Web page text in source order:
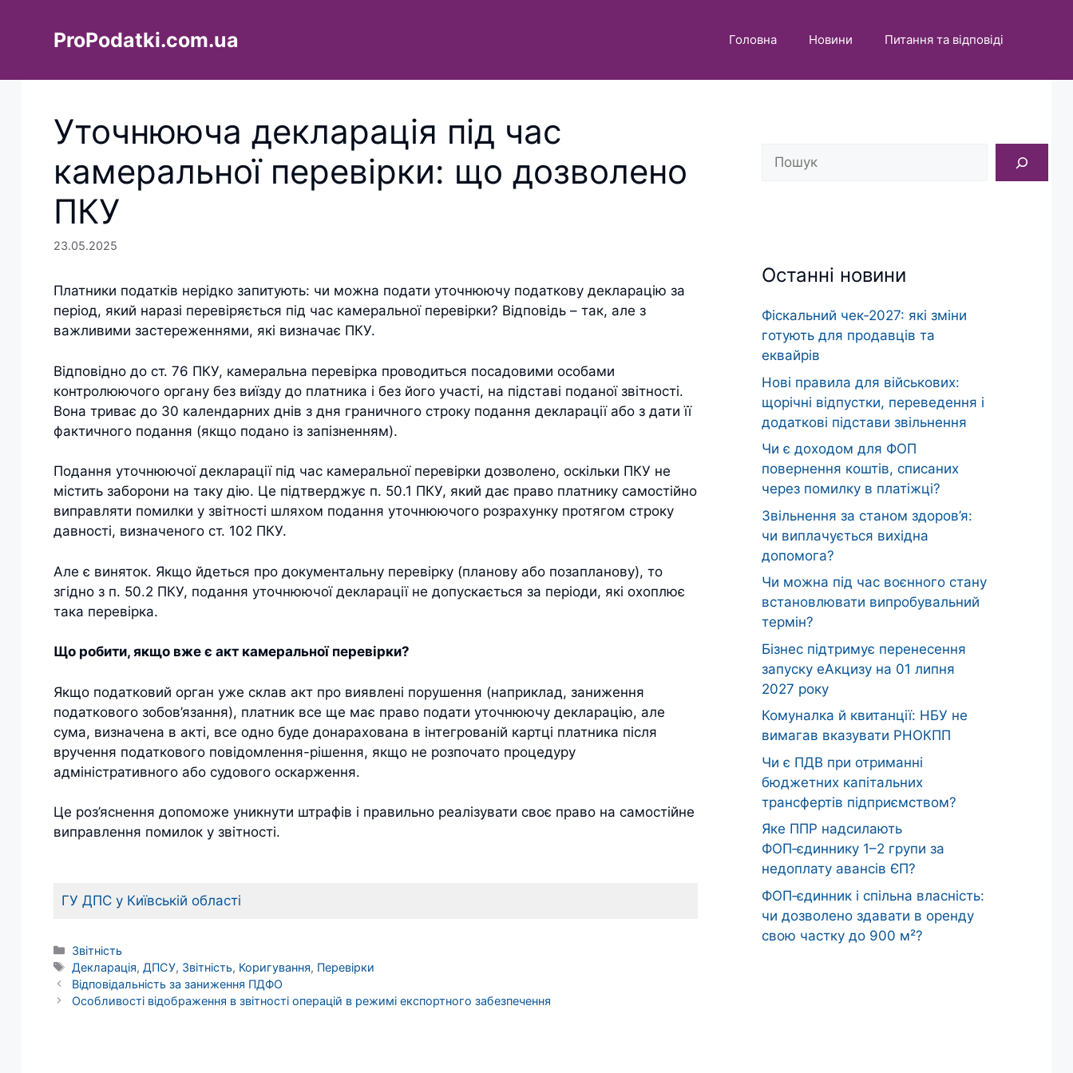
ProPodatki.com.ua Головна Новини Питання та відповіді
Уточнююча декларація під час
камеральної перевірки: що дозволено
ПКУ
23.05.2025
Платники податків нерідко запитують: чи можна подати уточнюючу податкову декларацію за
період, який наразі перевіряється під час камеральної перевірки? Відповідь – так, але з
важливими застереженнями, які визначає ПКУ.
Відповідно до ст. 76 ПКУ, камеральна перевірка проводиться посадовими особами
контролюючого органу без виїзду до платника і без його участі, на підставі поданої звітності.
Вона триває до 30 календарних днів з дня граничного строку подання декларації або з дати її
фактичного подання (якщо подано із запізненням).
Подання уточнюючої декларації під час камеральної перевірки дозволено, оскільки ПКУ не
містить заборони на таку дію. Це підтверджує п. 50.1 ПКУ, який дає право платнику самостійно
виправляти помилки у звітності шляхом подання уточнюючого розрахунку протягом строку
давності, визначеного ст. 102 ПКУ.
Але є виняток. Якщо йдеться про документальну перевірку (планову або позапланову), то
згідно з п. 50.2 ПКУ, подання уточнюючої декларації не допускається за періоди, які охоплює
така перевірка.
Що робити, якщо вже є акт камеральної перевірки?
Якщо податковий орган уже склав акт про виявлені порушення (наприклад, заниження
податкового зобов’язання), платник все ще має право подати уточнюючу декларацію, але
сума, визначена в акті, все одно буде донарахована в інтегрованій картці платника після
вручення податкового повідомлення-рішення, якщо не розпочато процедуру
адміністративного або судового оскарження.
Це роз’яснення допоможе уникнути штрафів і правильно реалізувати своє право на самостійне
виправлення помилок у звітності.
ГУ ДПС у Київській області
Категорії
Звітність
Позначки
Декларація, ДПСУ, Звітність, Коригування, Перевірки
Відповідальність за заниження ПДФО
Особливості відображення в звітності операцій в режимі експортного забезпечення
Пошук
Останні новини
Фіскальний чек‑2027: які зміни
готують для продавців та
еквайрів
Нові правила для військових:
щорічні відпустки, переведення і
додаткові підстави звільнення
Чи є доходом для ФОП
повернення коштів, списаних
через помилку в платіжці?
Звільнення за станом здоров’я:
чи виплачується вихідна
допомога?
Чи можна під час воєнного стану
встановлювати випробувальний
термін?
Бізнес підтримує перенесення
запуску еАкцизу на 01 липня
2027 року
Комуналка й квитанції: НБУ не
вимагав вказувати РНОКПП
Чи є ПДВ при отриманні
бюджетних капітальних
трансфертів підприємством?
Яке ППР надсилають
ФОП‑єдиннику 1–2 групи за
недоплату авансів ЄП?
ФОП‑єдинник і спільна власність:
чи дозволено здавати в оренду
свою частку до 900 м²?